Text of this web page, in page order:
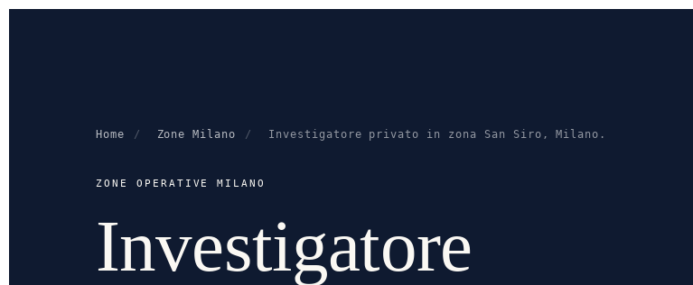
Home / Zone Milano / Investigatore privato in zona San Siro, Milano.
ZONE OPERATIVE MILANO
Investigatore